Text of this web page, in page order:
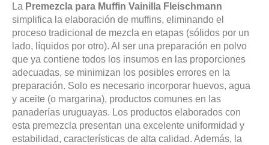
La Premezcla para Muffin Vainilla Fleischmann
simplifica la elaboración de muffins, eliminando el
proceso tradicional de mezcla en etapas (sólidos por un
lado, líquidos por otro). Al ser una preparación en polvo
que ya contiene todos los insumos en las proporciones
adecuadas, se minimizan los posibles errores en la
preparación. Solo es necesario incorporar huevos, agua
y aceite (o margarina), productos comunes en las
panaderías uruguayas. Los productos elaborados con
esta premezcla presentan una excelente uniformidad y
estabilidad, características de alta calidad. Además, la